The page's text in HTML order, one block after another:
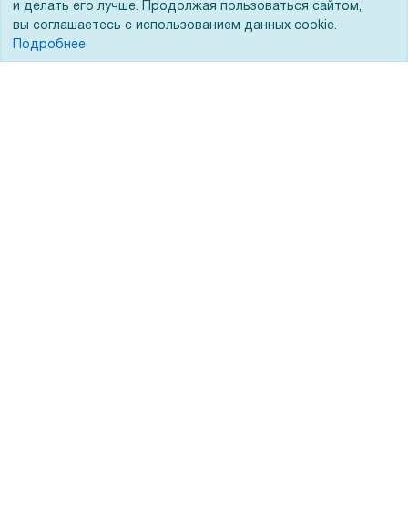
ЭДО
и делать его лучше. Продолжая пользоваться сайтом,
вы соглашаетесь с использованием данных cookie.
Подробнее